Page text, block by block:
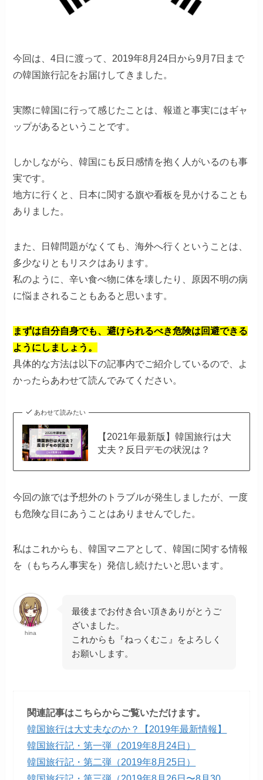
今回は、4日に渡って、2019年8月24日から9月7日まで
の韓国旅行記をお届けしてきました。
実際に韓国に行って感じたことは、報道と事実にはギャ
ップがあるということです。
しかしながら、韓国にも反日感情を抱く人がいるのも事
実です。
地方に行くと、日本に関する旗や看板を見かけることも
ありました。
また、日韓問題がなくても、海外へ行くということは、
多少なりともリスクはあります。
私のように、辛い食べ物に体を壊したり、原因不明の病
に悩まされることもあると思います。
まずは自分自身でも、避けられるべき危険は回避できる
ようにしましょう。
具体的な方法は以下の記事内でご紹介しているので、よ
かったらあわせて読んでみてください。
あわせて読みたい
【2021年最新版】韓国旅行は大
丈夫？反日デモの状況は？
今回の旅では予想外のトラブルが発生しましたが、一度
も危険な目にあうことはありませんでした。
私はこれからも、韓国マニアとして、韓国に関する情報
を（もちろん事実を）発信し続けたいと思います。
hina
最後までお付き合い頂きありがとうご
ざいました。
これからも『ねっくむこ』をよろしく
お願いします。
関連記事はこちらからご覧いただけます。
韓国旅行は大丈夫なのか？【2019年最新情報】
韓国旅行記・第一弾（2019年8月24日）
韓国旅行記・第二弾（2019年8月25日）